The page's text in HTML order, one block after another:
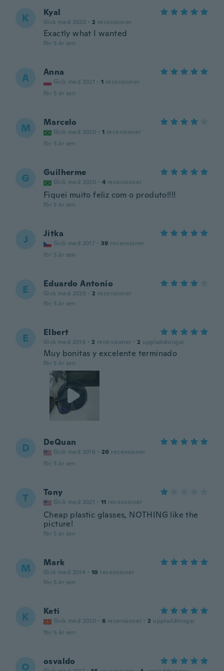
K Kyal
Gick med 2020 · 2 recensioner
Exactly what I wanted
för 5 år sen
A Anna
Gick med 2021 · 1 recensioner
för 5 år sen
M Marcelo
Gick med 2020 · 1 recensioner
för 5 år sen
G Guilherme
Gick med 2020 · 4 recensioner
Fiquei muito feliz com o produto!!!!
för 5 år sen
J Jitka
Gick med 2017 · 39 recensioner
för 5 år sen
E Eduardo Antonio
Gick med 2020 · 2 recensioner
för 5 år sen
E Elbert
Gick med 2019 · 2 recensioner · 2 uppladdningar
Muy bonitas y excelente terminado
för 5 år sen
D DeQuan
Gick med 2016 · 20 recensioner
för 5 år sen
T Tony
Gick med 2021 · 11 recensioner
Cheap plastic glasses, NOTHING like the
picture!
för 5 år sen
M Mark
Gick med 2014 · 10 recensioner
för 5 år sen
K Keti
Gick med 2020 · 6 recensioner · 2 uppladdningar
för 5 år sen
O osvaldo